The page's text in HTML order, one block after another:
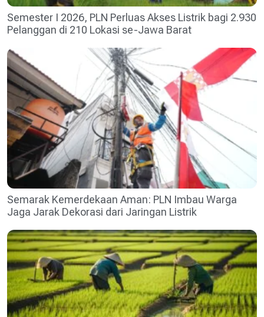
Semester I 2026, PLN Perluas Akses Listrik bagi 2.930
Pelanggan di 210 Lokasi se-Jawa Barat
Semarak Kemerdekaan Aman: PLN Imbau Warga
Jaga Jarak Dekorasi dari Jaringan Listrik